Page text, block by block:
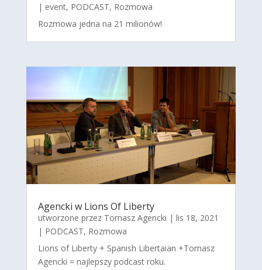
| event, PODCAST, Rozmowa
Rozmowa jedna na 21 milionów!
Agencki w Lions Of Liberty
utworzone przez Tomasz Agencki | lis 18, 2021
| PODCAST, Rozmowa
Lions of Liberty + Spanish Libertaian +Tomasz
Agencki = najlepszy podcast roku.